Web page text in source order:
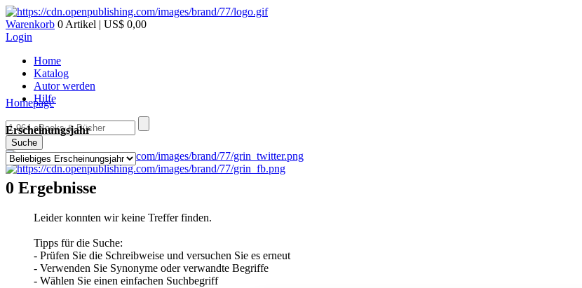
Warenkorb 0 Artikel | US$ 0,00
Login
Home
Katalog
Autor werden
Hilfe
Suche
Homepage
Erscheinungsjahr
0 Ergebnisse
Leider konnten wir keine Treffer finden.
Tipps für die Suche:
- Prüfen Sie die Schreibweise und versuchen Sie es erneut
- Verwenden Sie Synonyme oder verwandte Begriffe
- Wählen Sie einen einfachen Suchbegriff